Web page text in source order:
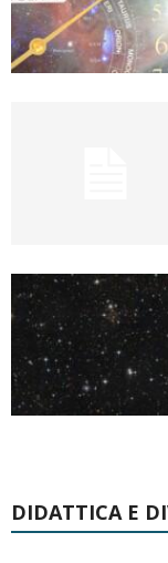
DIDATTICA E